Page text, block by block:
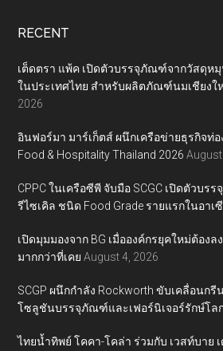
RECENT
เต็ดตรา แพ้ค เปิดตัวบรรจุภัณฑ์จากวัสดุห
ในประเทศไทย สำหรับผลิตภัณฑ์นมเชียงใ
2026
อินฟอร์มา มาร์เก็ตส์ ผนึกเครือข่ายธุรกิจท่อ
Food & Hospitality Thailand 2026
CPPC ในเครือซีพี จับมือ SCGC เปิดตัวบร
รีไซเคิล ชนิด Food Grade รายแรกในอาเ
เปิดมุมมองจาก BG เมื่อองค์กรยุคใหม่ต้องล
มากกว่าที่เคย August 4, 2026
SCGP ผนึกกำลัง Rockworth ขับเคลื่อนก
โซลูชันบรรจุภัณฑ์และเฟอร์นิเจอร์รักษ์โล
ไทยน้ำทิพย์ โคคา-โคล่า ร่วมกับ เวสท์บาย